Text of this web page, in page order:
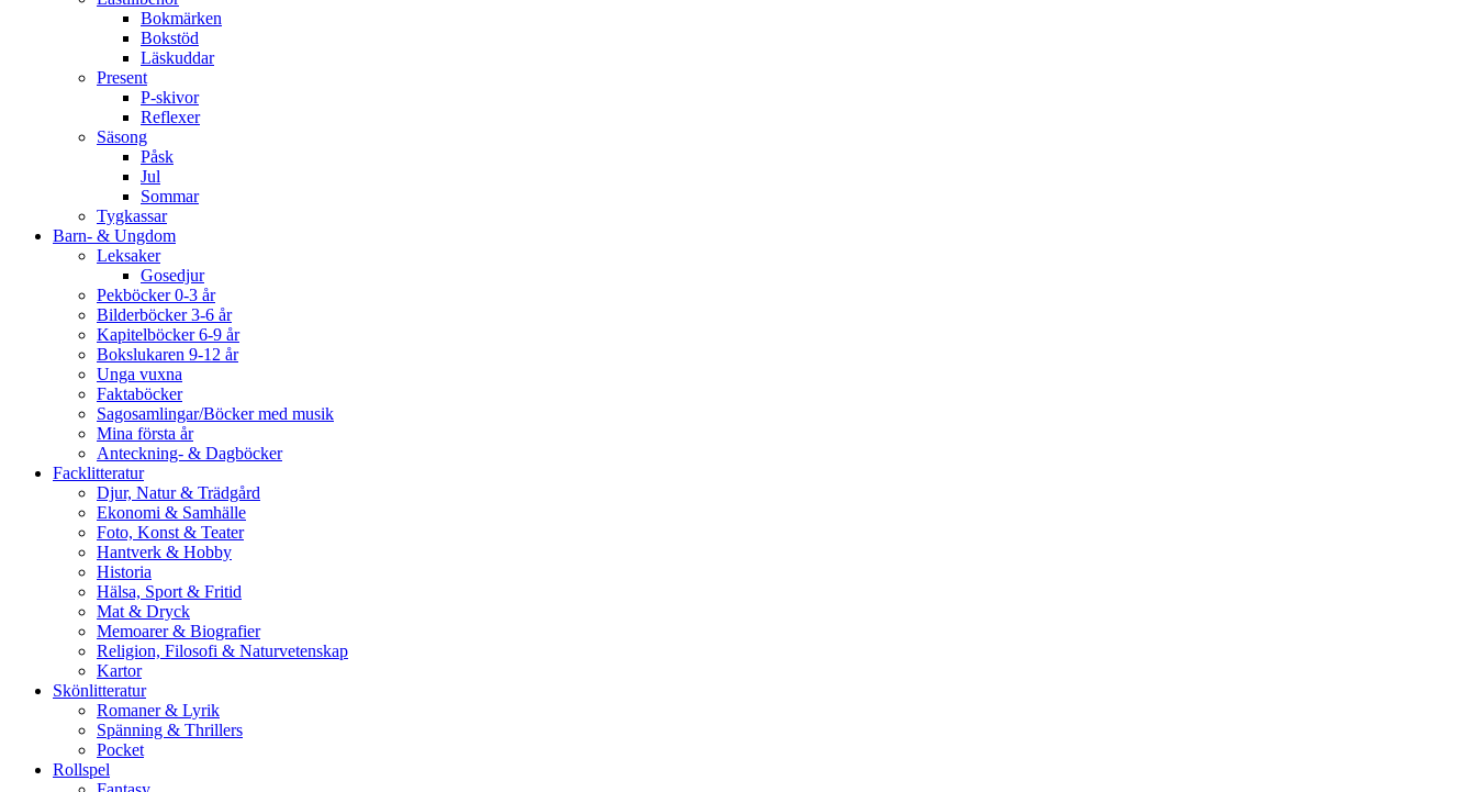
Bokmärken
Bokstöd
Läskuddar
Present
P-skivor
Reflexer
Säsong
Påsk
Jul
Sommar
Tygkassar
Barn- & Ungdom
Leksaker
Gosedjur
Pekböcker 0-3 år
Bilderböcker 3-6 år
Kapitelböcker 6-9 år
Bokslukaren 9-12 år
Unga vuxna
Faktaböcker
Sagosamlingar/Böcker med musik
Mina första år
Anteckning- & Dagböcker
Facklitteratur
Djur, Natur & Trädgård
Ekonomi & Samhälle
Foto, Konst & Teater
Hantverk & Hobby
Historia
Hälsa, Sport & Fritid
Mat & Dryck
Memoarer & Biografier
Religion, Filosofi & Naturvetenskap
Kartor
Skönlitteratur
Romaner & Lyrik
Spänning & Thrillers
Pocket
Rollspel